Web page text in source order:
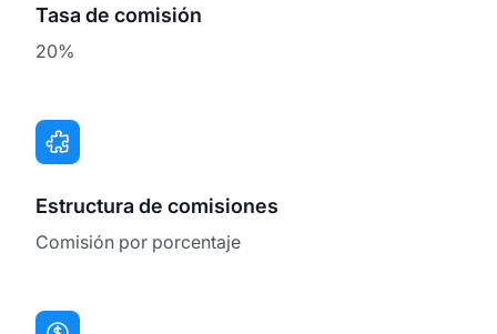
Tasa de comisión
20%
Estructura de comisiones
Comisión por porcentaje